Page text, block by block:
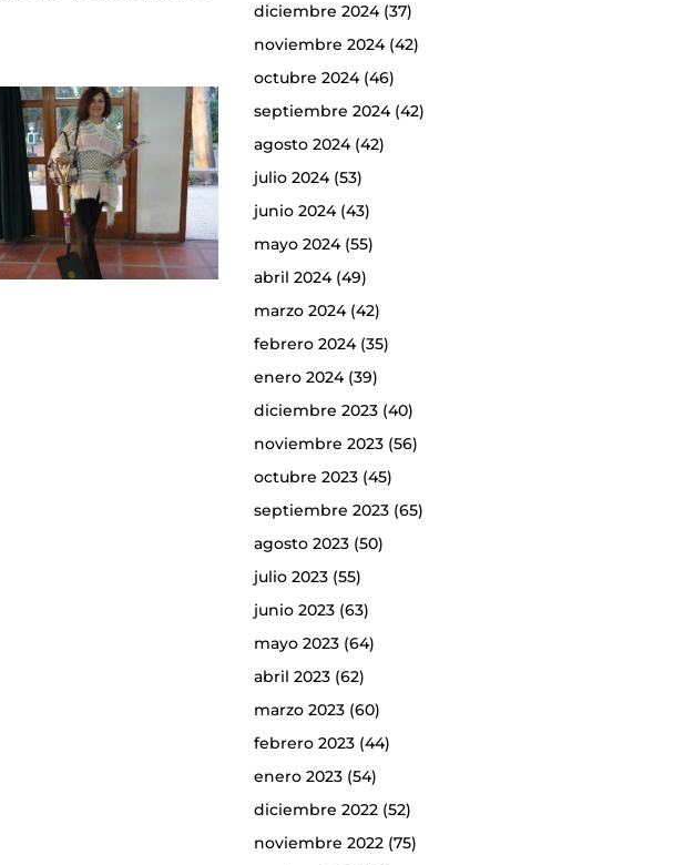
diciembre 2024(37)
noviembre 2024(42)
octubre 2024(46)
septiembre 2024(42)
agosto 2024(42)
julio 2024(53)
junio 2024(43)
mayo 2024(55)
abril 2024(49)
marzo 2024(42)
febrero 2024(35)
enero 2024(39)
diciembre 2023(40)
noviembre 2023(56)
octubre 2023(45)
septiembre 2023(65)
agosto 2023(50)
julio 2023(55)
junio 2023(63)
mayo 2023(64)
abril 2023(62)
marzo 2023(60)
febrero 2023(44)
enero 2023(54)
diciembre 2022(52)
noviembre 2022(75)